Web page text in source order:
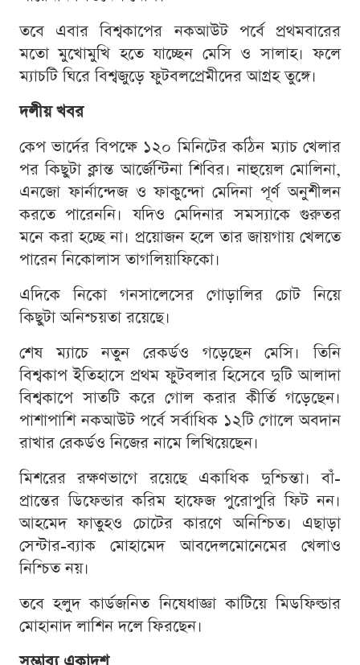
তবে এবার বিশ্বকাপের নকআউট পর্বে প্রথমবারের
মতো মুখোমুখি হতে যাচ্ছেন মেসি ও সালাহ। ফলে
ম্যাচটি ঘিরে বিশ্বজুড়ে ফুটবলপ্রেমীদের আগ্রহ তুঙ্গে।
দলীয় খবর
কেপ ভার্দের বিপক্ষে ১২০ মিনিটের কঠিন ম্যাচ খেলার
পর কিছুটা ক্লান্ত আর্জেন্টিনা শিবির। নাহুয়েল মোলিনা,
এনজো ফার্নান্দেজ ও ফাকুন্দো মেদিনা পূর্ণ অনুশীলন
করতে পারেননি। যদিও মেদিনার সমস্যাকে গুরুতর
মনে করা হচ্ছে না। প্রয়োজন হলে তার জায়গায় খেলতে
পারেন নিকোলাস তাগলিয়াফিকো।
এদিকে নিকো গনসালেসের গোড়ালির চোট নিয়ে
কিছুটা অনিশ্চয়তা রয়েছে।
শেষ ম্যাচে নতুন রেকর্ডও গড়েছেন মেসি। তিনি
বিশ্বকাপ ইতিহাসে প্রথম ফুটবলার হিসেবে দুটি আলাদা
বিশ্বকাপে সাতটি করে গোল করার কীর্তি গড়েছেন।
পাশাপাশি নকআউট পর্বে সর্বাধিক ১২টি গোলে অবদান
রাখার রেকর্ডও নিজের নামে লিখিয়েছেন।
মিশরের রক্ষণভাগে রয়েছে একাধিক দুশ্চিন্তা। বাঁ-
প্রান্তের ডিফেন্ডার করিম হাফেজ পুরোপুরি ফিট নন।
আহমেদ ফাতুহও চোটের কারণে অনিশ্চিত। এছাড়া
সেন্টার-ব্যাক মোহামেদ আবদেলমোনেমের খেলাও
নিশ্চিত নয়।
তবে হলুদ কার্ডজনিত নিষেধাজ্ঞা কাটিয়ে মিডফিল্ডার
মোহানাদ লাশিন দলে ফিরছেন।